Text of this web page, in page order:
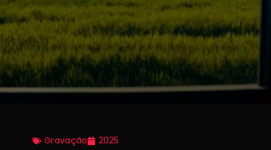
Gravação 2025